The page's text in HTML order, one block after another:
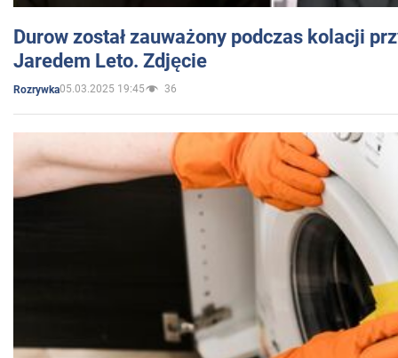
Durow został zauważony podczas kolacji
Jaredem Leto. Zdjęcie
Rozrywka05.03.2025 19:45 36